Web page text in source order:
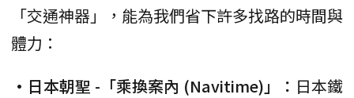
「交通神器」，能為我們省下許多找路的時間與
體力：
•日本朝聖 -「乘換案內 (Navitime)」： 日本鐵